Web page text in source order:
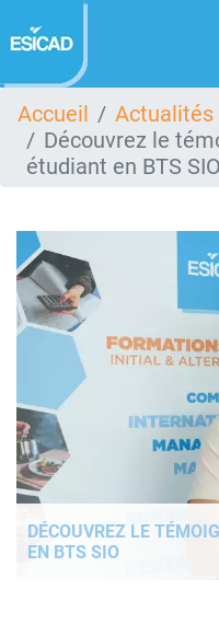
au
contenu
Accueil
Actualités
Découvrez le
étudiant en BTS SIO
DÉCOUVREZ LE
EN BTS SIO